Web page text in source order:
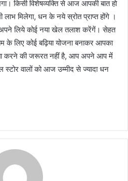
किसी विशेषव्यक्ति से आज आपकी बात हो
मिलेगा, धन के नये स्रोत प्राप्त होंगे ।
लिये कोई नया खेल तलाश करेंगें। सेहत
के लिए कोई बढ़िया योजना बनाकर आपका
करने की जरूरत नहीं है, आप अपने आप में
वालों को आज उम्मीद से ज्यादा धन